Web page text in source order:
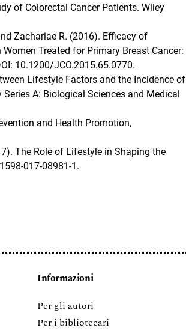
of Colorectal Cancer Patients. Wiley
Zachariae R. (2016). Efficacy of
Treated for Primary Breast Cancer:
10.1200/JCO.2015.65.0770.
Lifestyle Factors and the Incidence of
A: Biological Sciences and Medical
and Health Promotion,
The Role of Lifestyle in Shaping the
017-08981-1.
Informazioni
Per gli autori
Per i bibliotecari